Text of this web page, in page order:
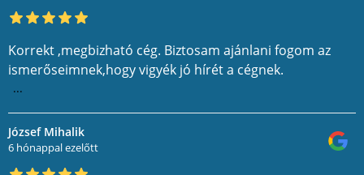
Korrekt ,megbizható cég. Biztosam ajánlani fogom az
ismerőseimnek,hogy vigyék jó hírét a cégnek.
...
József Mihalik
6 hónappal ezelőtt